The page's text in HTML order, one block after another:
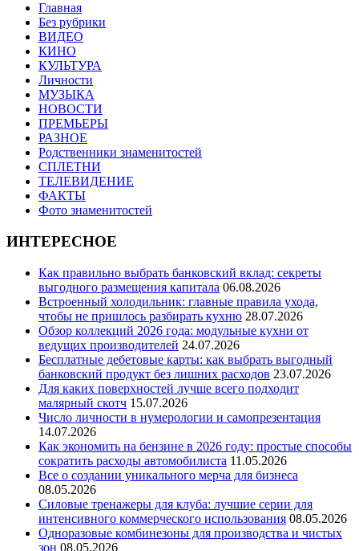
Главная
Без рубрики
ВИДЕО
КИНО
КУЛЬТУРА
Личности
МУЗЫКА
НОВОСТИ
ПРЕМЬЕРЫ
РАЗНОЕ
Родственники знаменитостей
СПЛЕТНИ
ТЕЛЕВИДЕНИЕ
ФАКТЫ
Фото знаменитостей
ИНТЕРЕСНОЕ
Как правильно выбрать банковский вклад: секреты
выгодного размещения капитала 06.08.2026
Встроенный холодильник: главные правила ухода,
чтобы не пришлось разбирать кухню 28.07.2026
Обзор коллекций 2026 года: модульные кухни от
ведущих производителей 24.07.2026
Бесплатные дебетовые карты: как выбрать выгодный
банковский продукт без лишних расходов 23.07.2026
Для каких поверхностей лучше всего подходит
малярный скотч 15.07.2026
Число личности в нумерологии и самопрезентация
14.07.2026
Как экономить на бензине в 2026 году: простые способы
сократить расходы автомобилиста 11.05.2026
Все о создании уникального мерча для бизнеса
08.05.2026
Силовые тренажеры для клуба: лучшие серии для
интенсивного коммерческого использования 08.05.2026
Одноразовые комбинезоны для производства и чистых
зон 08.05.2026